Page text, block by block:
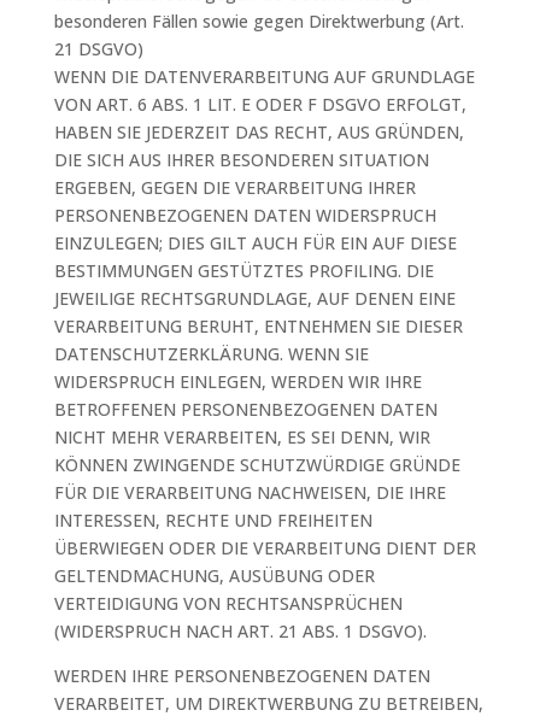
besonderen Fällen sowie gegen Direktwerbung (Art.
21 DSGVO)
WENN DIE DATENVERARBEITUNG AUF GRUNDLAGE
VON ART. 6 ABS. 1 LIT. E ODER F DSGVO ERFOLGT,
HABEN SIE JEDERZEIT DAS RECHT, AUS GRÜNDEN,
DIE SICH AUS IHRER BESONDEREN SITUATION
ERGEBEN, GEGEN DIE VERARBEITUNG IHRER
PERSONENBEZOGENEN DATEN WIDERSPRUCH
EINZULEGEN; DIES GILT AUCH FÜR EIN AUF DIESE
BESTIMMUNGEN GESTÜTZTES PROFILING. DIE
JEWEILIGE RECHTSGRUNDLAGE, AUF DENEN EINE
VERARBEITUNG BERUHT, ENTNEHMEN SIE DIESER
DATENSCHUTZERKLÄRUNG. WENN SIE
WIDERSPRUCH EINLEGEN, WERDEN WIR IHRE
BETROFFENEN PERSONENBEZOGENEN DATEN
NICHT MEHR VERARBEITEN, ES SEI DENN, WIR
KÖNNEN ZWINGENDE SCHUTZWÜRDIGE GRÜNDE
FÜR DIE VERARBEITUNG NACHWEISEN, DIE IHRE
INTERESSEN, RECHTE UND FREIHEITEN
ÜBERWIEGEN ODER DIE VERARBEITUNG DIENT DER
GELTENDMACHUNG, AUSÜBUNG ODER
VERTEIDIGUNG VON RECHTSANSPRÜCHEN
(WIDERSPRUCH NACH ART. 21 ABS. 1 DSGVO).
WERDEN IHRE PERSONENBEZOGENEN DATEN
VERARBEITET, UM DIREKTWERBUNG ZU BETREIBEN,